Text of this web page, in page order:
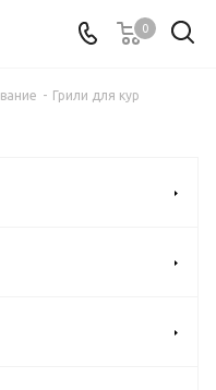
0
- Грили для кур